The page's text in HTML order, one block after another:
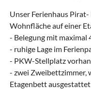
Unser Ferienhaus
Wohnfläche auf einer
- Belegung mit maximal
- ruhige Lage im
- PKW-Stellplatz
- zwei Zweibettzimmer,
Etagenbett